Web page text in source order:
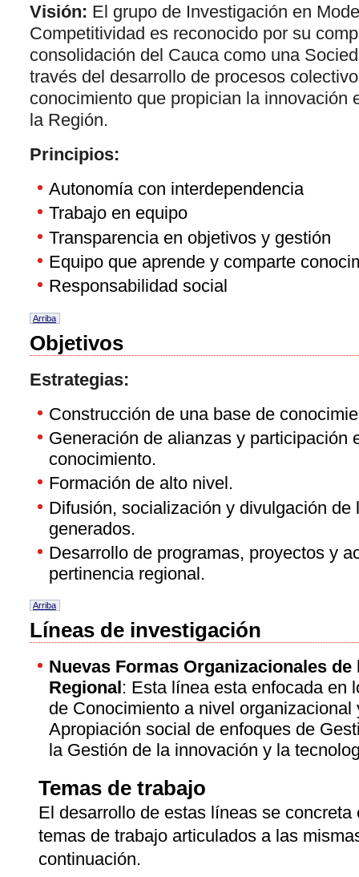
Visión: El grupo de Investigación en
Competitividad es reconocido por su
consolidación del Cauca como una
través del desarrollo de procesos
conocimiento que propician la innovación
la Región.
Principios:
Autonomía con interdependencia
Trabajo en equipo
Transparencia en objetivos y gestión
Equipo que aprende y comparte
Responsabilidad social
Arriba
Objetivos
Estrategias:
Construcción de una base de
Generación de alianzas y participación
conocimiento.
Formación de alto nivel.
Difusión, socialización y divulgación de
generados.
Desarrollo de programas, proyectos y
pertinencia regional.
Arriba
Líneas de investigación
Nuevas Formas Organizacionales
Regional : Esta línea esta enfocada en
de Conocimiento a nivel organizacional
Apropiación social de enfoques de
la Gestión de la innovación y la
Temas de trabajo
El desarrollo de estas líneas se concreta
temas de trabajo articulados a las
continuación.